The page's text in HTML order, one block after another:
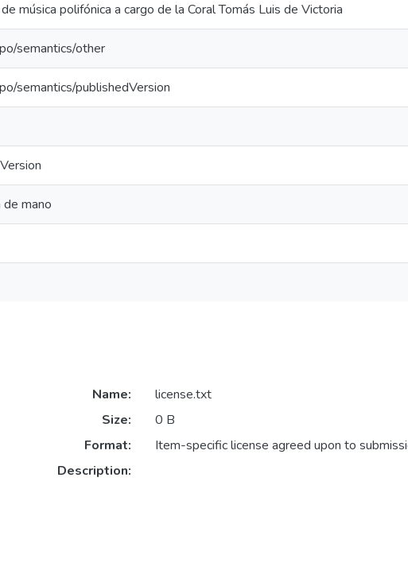
música polifónica a cargo de la Coral Tomás Luis de Victoria
semantics/other
semantics/publishedVersion
de mano
Name:
license.txt
Size:
0 B
Format:
Item-specific license agreed upon to
Description: